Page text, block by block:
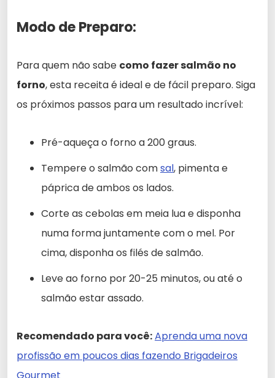
Modo de Preparo:
Para quem não sabe como fazer salmão no
forno, esta receita é ideal e de fácil preparo. Siga
os próximos passos para um resultado incrível:
Pré-aqueça o forno a 200 graus.
Tempere o salmão comsal, pimenta e
páprica de ambos os lados.
Corte as cebolas em meia lua e disponha
numa forma juntamente com o mel. Por
cima, disponha os filés de salmão.
Leve ao forno por 20-25 minutos, ou até o
salmão estar assado.
Recomendado para você:Aprenda uma nova
profissão em poucos dias fazendo Brigadeiros